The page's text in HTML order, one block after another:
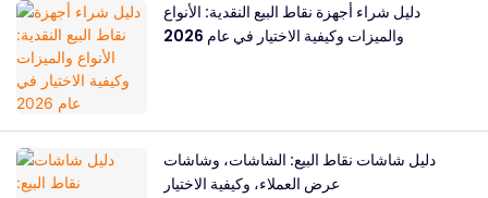
دليل شراء أجهزة نقاط البيع النقدية: الأنواع
والميزات وكيفية الاختيار في عام 2026
دليل شاشات نقاط البيع: الشاشات، وشاشات
عرض العملاء، وكيفية الاختيار